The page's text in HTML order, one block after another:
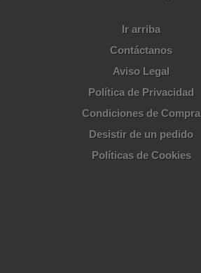
Ir arriba
Contáctanos
Aviso Legal
Política de Privacidad
Condiciones de Compra
Desistir de un pedido
Políticas de Cookies